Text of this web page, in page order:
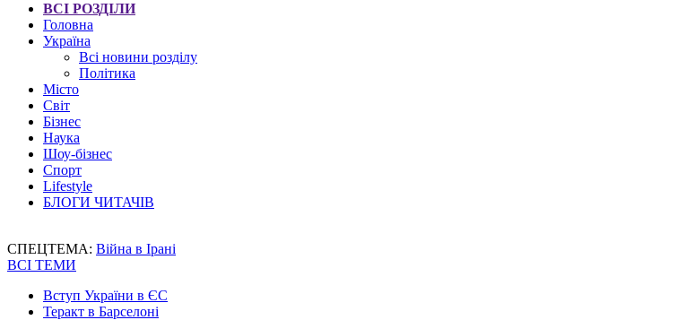
ВСІ РОЗДІЛИ
Головна
Україна
Всі новини розділу
Політика
Місто
Світ
Бізнес
Наука
Шоу-бізнес
Спорт
Lifestyle
БЛОГИ ЧИТАЧІВ
СПЕЦТЕМА: Війна в Ірані
ВСІ ТЕМИ
Вступ України в ЄС
Теракт в Барселоні